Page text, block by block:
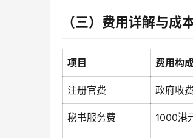
（三）费用详解与成
项目 费用构
注册官费 政府收
秘书服务费 1000港